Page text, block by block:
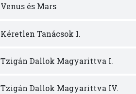
Venus és Mars
Kéretlen Tanácsok I.
Tzigán Dallok Magyarittva I.
Tzigán Dallok Magyarittva IV.